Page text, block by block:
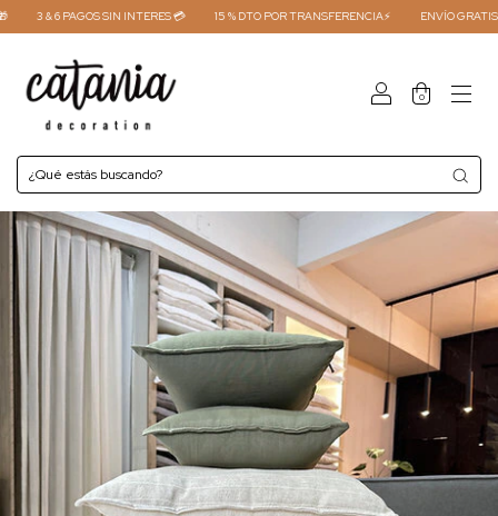
3 & 6 PAGOS SIN INTERES 💳 15 % DTO POR TRANSFERENCIA⚡ ENVÍO GRATIS
0